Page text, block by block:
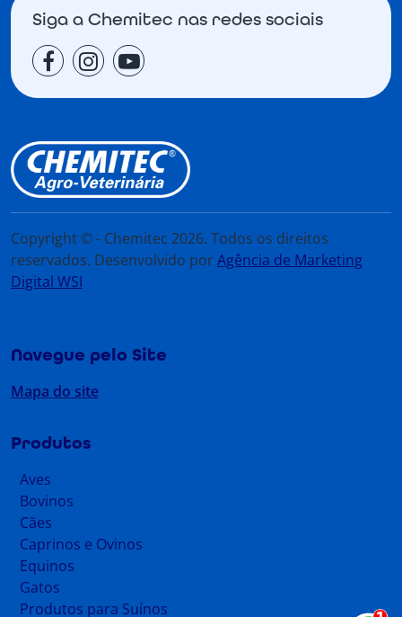
Siga a Chemitec nas redes sociais
Copyright © - Chemitec 2026. Todos os direitos
reservados. Desenvolvido porAgência de Marketing
Digital WSI
Navegue pelo Site
Mapa do site
Produtos
Aves
Bovinos
Cães
Caprinos e Ovinos
Equinos
Gatos
Produtos para Suínos